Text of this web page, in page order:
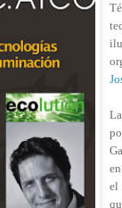
el